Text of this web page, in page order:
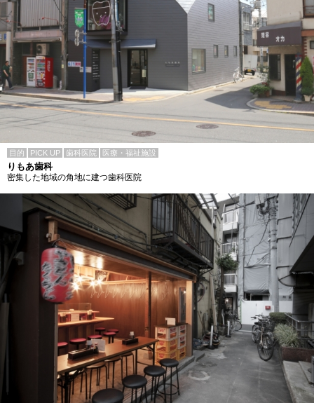
目的 PICK UP 歯科医院 医療・福祉施設
りもあ歯科
密集した地域の角地に建つ歯科医院